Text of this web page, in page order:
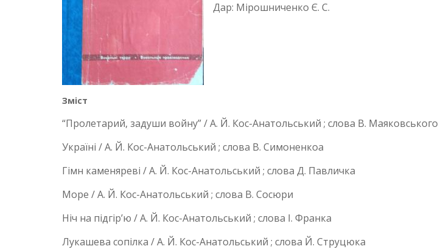
Дар: Мірошниченко Є. С.
Зміст
“Пролетарий, задуши войну” / А. Й. Кос-Анатольський ; слова В. Маяковського
Україні / А. Й. Кос-Анатольський ; слова В. Симоненкоа
Гімн каменяреві / А. Й. Кос-Анатольський ; слова Д. Павличка
Море / А. Й. Кос-Анатольський ; слова В. Сосюри
Ніч на підгір’ю / А. Й. Кос-Анатольський ; слова І. Франка
Лукашева сопілка / А. Й. Кос-Анатольський ; слова Й. Струцюка